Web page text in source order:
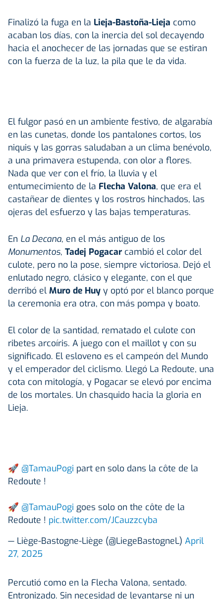
Finalizó la fuga en la Lieja-Bastoña-Lieja como
acaban los días, con la inercia del sol decayendo
hacia el anochecer de las jornadas que se estiran
con la fuerza de la luz, la pila que le da vida.
El fulgor pasó en un ambiente festivo, de algarabía
en las cunetas, donde los pantalones cortos, los
niquis y las gorras saludaban a un clima benévolo,
a una primavera estupenda, con olor a flores.
Nada que ver con el frío, la lluvia y el
entumecimiento de la Flecha Valona, que era el
castañear de dientes y los rostros hinchados, las
ojeras del esfuerzo y las bajas temperaturas.
En La Decana, en el más antiguo de los
Monumentos, Tadej Pogacar cambió el color del
culote, pero no la pose, siempre victoriosa. Dejó el
enlutado negro, clásico y elegante, con el que
derribó el Muro de Huy y optó por el blanco porque
la ceremonia era otra, con más pompa y boato.
El color de la santidad, rematado el culote con
ribetes arcoíris. A juego con el maillot y con su
significado. El esloveno es el campeón del Mundo
y el emperador del ciclismo. Llegó La Redoute, una
cota con mitología, y Pogacar se elevó por encima
de los mortales. Un chasquido hacia la gloria en
Lieja.
🚀 @TamauPogi part en solo dans la côte de la
Redoute !
🚀 @TamauPogi goes solo on the côte de la
Redoute ! pic.twitter.com/JCauzzcyba
— Liège-Bastogne-Liège (@LiegeBastogneL) April
27, 2025
Percutió como en la Flecha Valona, sentado.
Entronizado. Sin necesidad de levantarse ni un